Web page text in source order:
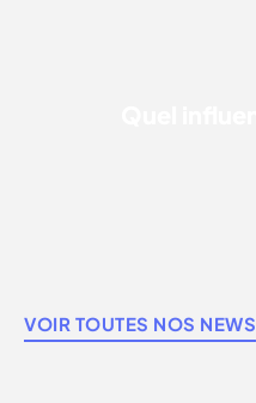
VOIR TOUTES NOS NEWS